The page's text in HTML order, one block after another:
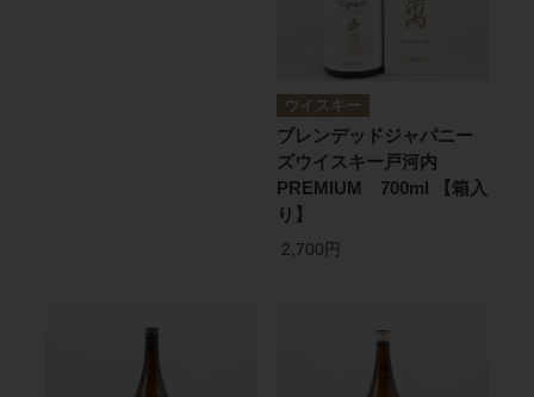
ウイスキー
ブレンデッドジャパニー
ズウイスキー戸河内
PREMIUM 700ml 【箱入
り】
2,700円